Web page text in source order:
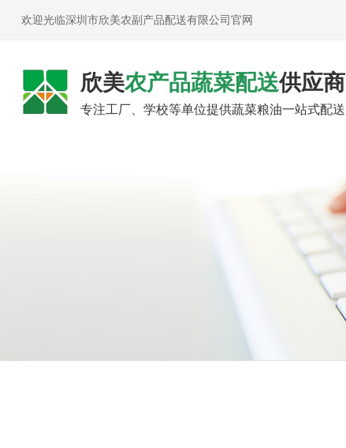
欢迎光临深圳市欣美农副产品配送有限公司官网
欣美农产品蔬菜配送供应商
专注工厂、学校等单位提供蔬菜粮油一站式配送